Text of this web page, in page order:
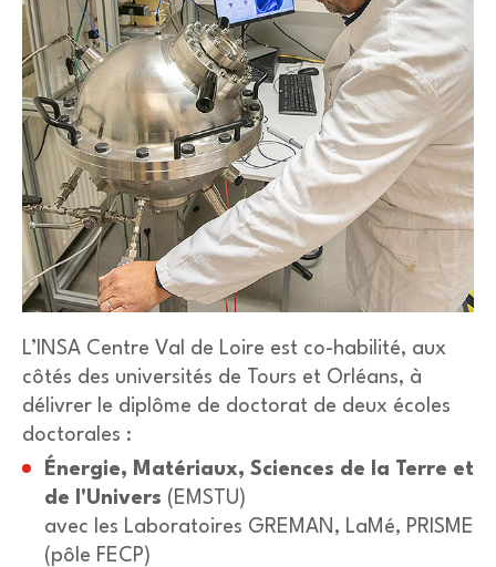
L’INSA Centre Val de Loire est co-habilité, aux
côtés des universités de Tours et Orléans, à
délivrer le diplôme de doctorat de deux écoles
doctorales :
Énergie, Matériaux, Sciences de la Terre et
de l'Univers (EMSTU)
avec les Laboratoires GREMAN, LaMé, PRISME
(pôle FECP)